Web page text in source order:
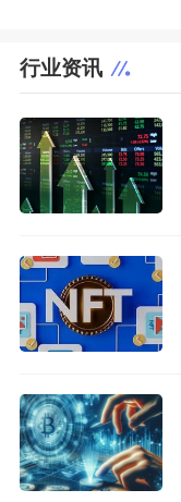
行业资讯